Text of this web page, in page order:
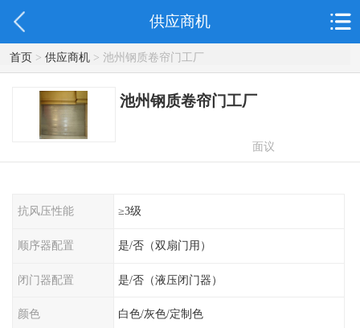
供应商机
首页> 供应商机> 池州钢质卷帘门工厂
池州钢质卷帘门工厂
面议
抗风压性能 ≥3级
顺序器配置 是/否（双扇门用）
闭门器配置 是/否（液压闭门器）
颜色 白色/灰色/定制色